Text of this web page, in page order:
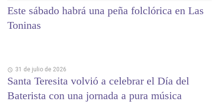
Este sábado habrá una peña folclórica en Las
Toninas
31 de julio de 2026
Santa Teresita volvió a celebrar el Día del
Baterista con una jornada a pura música